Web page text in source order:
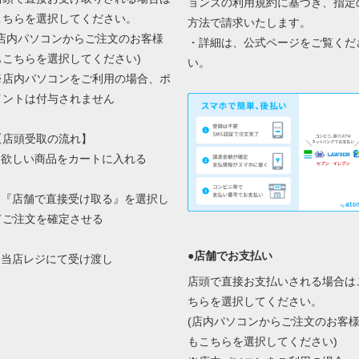
らを選択してください。
内パソコンからご注文のお客様
こちらを選択してください)
内パソコンをご利用の場合、ポ
ントは付与されません
頭受取の流れ】
しい商品をカートに入れる
店舗で直接受け取る』を選択し
ご注文を確定させる
店レジにて受け渡し
方法で請求いたします。
・詳細は、 公式ページをご覧くだ
い。
●店舗でお支払い
店頭で直接お支払いされる場合は
ちらを選択してください。
(店内パソコンからご注文のお客様
もこちらを選択してください)